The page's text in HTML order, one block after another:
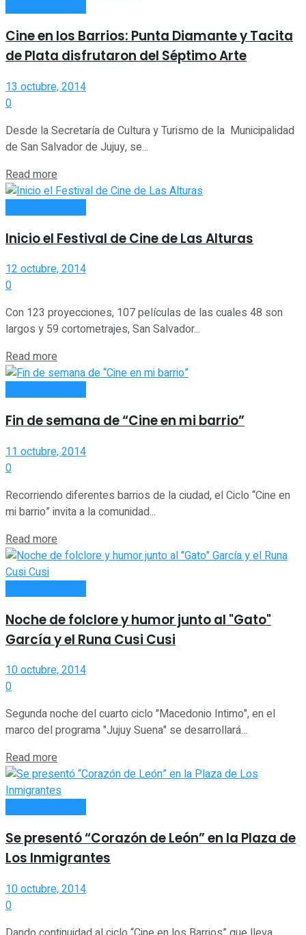
Cine en los Barrios: Punta Diamante y Tacita
de Plata disfrutaron del Séptimo Arte
13 octubre, 2014
0
Desde la Secretaría de Cultura y Turismo de la Municipalidad
de San Salvador de Jujuy, se...
Read more
Inicio el Festival de Cine de Las Alturas
12 octubre, 2014
0
Con 123 proyecciones, 107 películas de las cuales 48 son
largos y 59 cortometrajes, San Salvador...
Read more
Fin de semana de “Cine en mi barrio”
11 octubre, 2014
0
Recorriendo diferentes barrios de la ciudad, el Ciclo “Cine en
mi barrio” invita a la comunidad...
Read more
Noche de folclore y humor junto al "Gato"
García y el Runa Cusi Cusi
10 octubre, 2014
0
Segunda noche del cuarto ciclo "Macedonio Intimo", en el
marco del programa "Jujuy Suena" se desarrollará...
Read more
Se presentó “Corazón de León” en la Plaza de
Los Inmigrantes
10 octubre, 2014
0